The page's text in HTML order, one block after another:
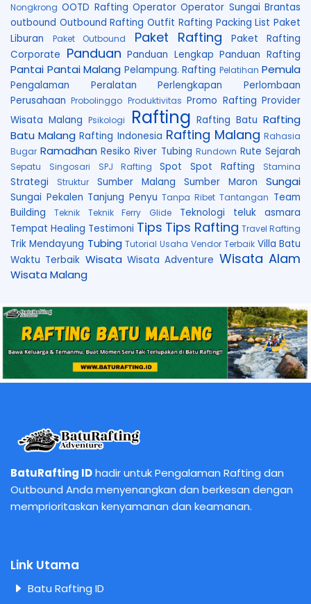
Nongkrong OOTD Rafting Operator Operator Sungai Brantas
outbound Outbound Rafting Outfit Rafting Packing List Paket
Liburan
Paket Outbound Paket Rafting
Paket Rafting
Corporate Panduan Panduan Lengkap Panduan Rafting
Pantai Pantai Malang Pelampung. Rafting Pelatihan Pemula
Pengalaman Peralatan Perlengkapan
Perlombaan
Perusahaan Probolinggo Produktivitas Promo Rafting Provider
Wisata Malang Psikologi Rafting Rafting Batu Rafting
Batu Malang Rafting Indonesia Rafting Malang Rahasia
Bugar Ramadhan Resiko River Tubing Rundown Rute Sejarah
Sepatu Singosari SPJ Rafting Spot Spot Rafting Stamina
Strategi Struktur Sumber Malang Sumber Maron Sungai
Sungai Pekalen Tanjung Penyu Tanpa Ribet Tantangan Team
Building
Teknik Teknik Ferry Glide Teknologi
teluk asmara
Tempat Healing Testimoni Tips Tips Rafting Travel Rafting
Trik Mendayung Tubing Tutorial Usaha Vendor Terbaik Villa Batu
Waktu Terbaik Wisata Wisata Adventure Wisata Alam
Wisata Malang
BatuRafting IDhadir untuk Pengalaman Rafting dan
Outbound Anda menyenangkan dan berkesan dengan
memprioritaskan kenyamanan dan keamanan.
Link Utama
Batu Rafting ID